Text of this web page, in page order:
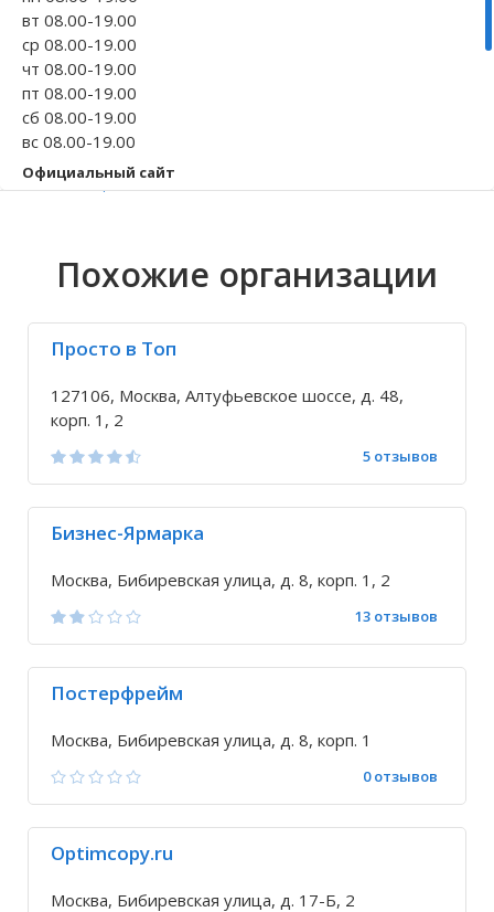
Волгоградская область
Кировоградская область
Восточно-Казахстанская область
вт 08.00-19.00
ср 08.00-19.00
чт 08.00-19.00
пт 08.00-19.00
сб 08.00-19.00
вс 08.00-19.00
Официальный сайт
serm-service.com
Исправить неточность
Похожие организации
Просто в Топ
127106, Москва, Алтуфьевское шоссе, д. 48,
корп. 1, 2
5 отзывов
Бизнес-Ярмарка
Москва, Бибиревская улица, д. 8, корп. 1, 2
13 отзывов
Постерфрейм
Москва, Бибиревская улица, д. 8, корп. 1
0 отзывов
Optimcopy.ru
Москва, Бибиревская улица, д. 17-Б, 2